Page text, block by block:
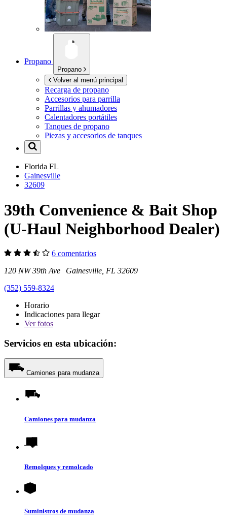
Propano
Propano
Volver al menú principal
Recarga de propano
Accesorios para parrilla
Parrillas y ahumadores
Calentadores portátiles
Tanques de propano
Piezas y accesorios de tanques
Florida FL
Gainesville
32609
39th Convenience & Bait Shop
(U-Haul Neighborhood Dealer)
6 comentarios
120 NW 39th Ave Gainesville, FL 32609
(352) 559-8324
Horario
Indicaciones para llegar
Verfotos
Servicios en esta ubicación:
Camiones para mudanza
Camiones para mudanza
Remolques y remolcado
Suministros de mudanza